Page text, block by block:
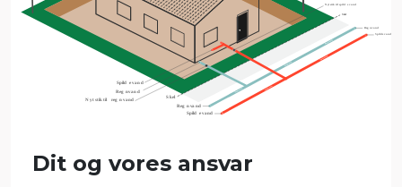
Dit og vores ansvar